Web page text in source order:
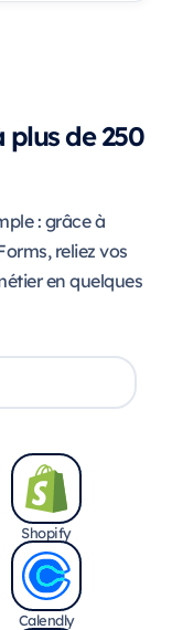
plus de 250
: grâce à
reliez vos
en quelques
Shopify
Calendly